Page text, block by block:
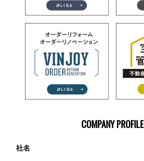
COMPANY PROFILE
社名